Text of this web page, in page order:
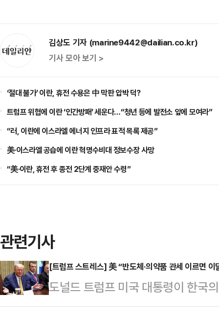
김상도 기자 (marine9442@dailian.co.kr)
기사 모아 보기 >
‘절대 불가’ 이란, 휴전 수용은 中 막판 압박 덕?
트럼프 위협에 이란 ‘인간방패’ 세운다…“청년 등에 발전소 앞에 모여라”
“러, 이란에 이스라엘 에너지 인프라 표적 목록 제공”
美·이스라엘 공습에 이란 혁명수비대 정보수장 사망
“美·이란, 휴전 후 종전 2단계 중재안 수령”
관련기사
[트럼프 스트레스] 美 “반도체·의약품 관세 이르면
도널드 트럼프 미국 대통령이 한국
대한 관세를 이르면 이달 말쯤 발표